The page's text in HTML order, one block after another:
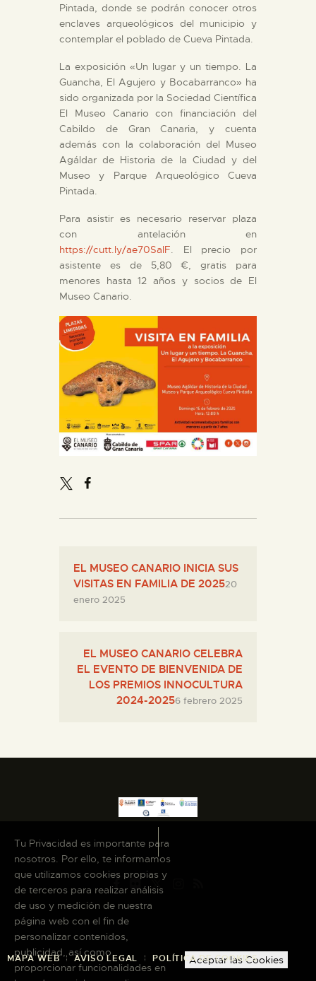
Pintada, donde se podrán conocer otros
enclaves arqueológicos del municipio y
contemplar el poblado de Cueva Pintada.
La exposición «Un lugar y un tiempo. La
Guancha, El Agujero y Bocabarranco» ha
sido organizada por la Sociedad Científica
El Museo Canario con financiación del
Cabildo de Gran Canaria, y cuenta
además con la colaboración del Museo
Agáldar de Historia de la Ciudad y del
Museo y Parque Arqueológico Cueva
Pintada.
Para asistir es necesario reservar plaza
con antelación en
https://cutt.ly/ae70SalF. El precio por
asistente es de 5,80 €, gratis para
menores hasta 12 años y socios de El
Museo Canario.
EL MUSEO CANARIO INICIA SUS
VISITAS EN FAMILIA DE 202520
enero 2025
EL MUSEO CANARIO CELEBRA
EL EVENTO DE BIENVENIDA DE
LOS PREMIOS INNOCULTURA
2024-20256 febrero 2025
MAPA WEB AVISO LEGAL POLÍTICA DE COOKIES
Tu Privacidad es importante para
nosotros. Por ello, te informamos
que utilizamos cookies propias y
de terceros para realizar análisis
de uso y medición de nuestra
página web con el fin de
personalizar contenidos,
publicidad, así como
proporcionar funcionalidades en
Aceptar las Cookies